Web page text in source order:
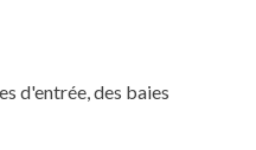
d'entrée, des baies